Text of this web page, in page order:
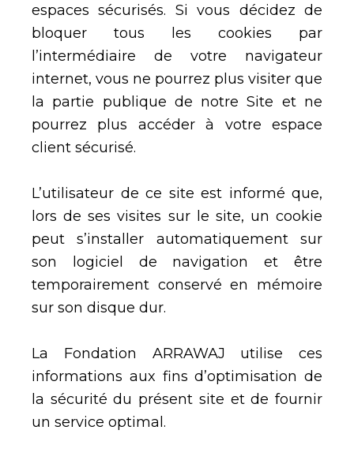
espaces sécurisés. Si vous décidez de
bloquer tous les cookies par
l’intermédiaire de votre navigateur
internet, vous ne pourrez plus visiter que
la partie publique de notre Site et ne
pourrez plus accéder à votre espace
client sécurisé.
L’utilisateur de ce site est informé que,
lors de ses visites sur le site, un cookie
peut s’installer automatiquement sur
son logiciel de navigation et être
temporairement conservé en mémoire
sur son disque dur.
La Fondation ARRAWAJ utilise ces
informations aux fins d’optimisation de
la sécurité du présent site et de fournir
un service optimal.